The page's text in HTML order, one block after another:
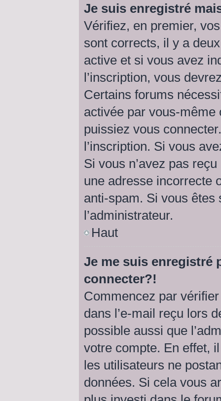
Je suis enregistré
Vérifiez, en premier,
sont corrects, il y a
active et si vous avez
l’inscription, vous
Certains forums
activée par vous-même
puissiez vous
l’inscription. Si vous
Si vous n’avez pas
une adresse incorrecte
anti-spam. Si vous êtes
l’administrateur.
Haut
Je me suis enregistré
connecter?!
Commencez par
dans l’e-mail reçu lors
possible aussi que
votre compte. En effet,
les utilisateurs ne
données. Si cela vous